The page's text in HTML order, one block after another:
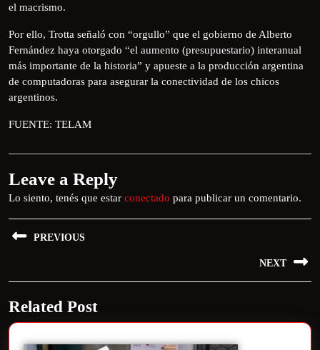
el macrismo.
Por ello, Trotta señaló con “orgullo” que el gobierno de Alberto
Fernández haya otorgado “el aumento (presupuestario) interanual
más importante de la historia” y apueste a la producción argentina
de computadoras para asegurar la conectividad de los chicos
argentinos.
FUENTE: TELAM
Leave a Reply
Lo siento, tenés que estar conectado para publicar un comentario.
PREVIOUS
NEXT
Related Post